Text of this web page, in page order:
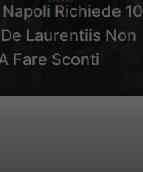
Richiede 10
Laurentiis Non
Fare Sconti